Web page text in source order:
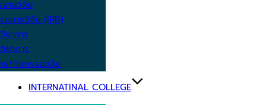
งานวิจัย
มการวิจัย (IRB)
ชาการ
ชาการ
ร/กิจกรรมวิจัย
INTERNATINAL COLLEGE